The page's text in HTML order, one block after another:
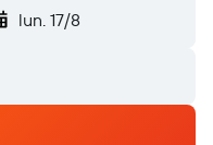
lun. 17/8